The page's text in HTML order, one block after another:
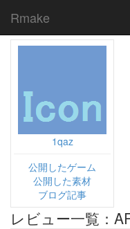
Rmake
1qaz
公開したゲーム
公開した素材
ブログ記事
レビュー一覧：